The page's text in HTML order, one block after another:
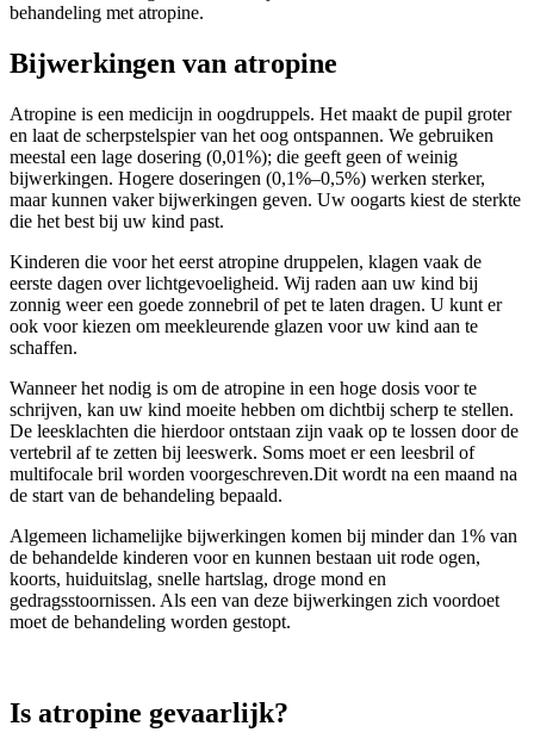
behandeling met atropine.
Bijwerkingen van atropine
Atropine is een medicijn in oogdruppels. Het maakt de pupil groter
en laat de scherpstelspier van het oog ontspannen. We gebruiken
meestal een lage dosering (0,01%); die geeft geen of weinig
bijwerkingen. Hogere doseringen (0,1%–0,5%) werken sterker,
maar kunnen vaker bijwerkingen geven. Uw oogarts kiest de sterkte
die het best bij uw kind past.
Kinderen die voor het eerst atropine druppelen, klagen vaak de
eerste dagen over lichtgevoeligheid. Wij raden aan uw kind bij
zonnig weer een goede zonnebril of pet te laten dragen. U kunt er
ook voor kiezen om meekleurende glazen voor uw kind aan te
schaffen.
Wanneer het nodig is om de atropine in een hoge dosis voor te
schrijven, kan uw kind moeite hebben om dichtbij scherp te stellen.
De leesklachten die hierdoor ontstaan zijn vaak op te lossen door de
vertebril af te zetten bij leeswerk. Soms moet er een leesbril of
multifocale bril worden voorgeschreven.Dit wordt na een maand na
de start van de behandeling bepaald.
Algemeen lichamelijke bijwerkingen komen bij minder dan 1% van
de behandelde kinderen voor en kunnen bestaan uit rode ogen,
koorts, huiduitslag, snelle hartslag, droge mond en
gedragsstoornissen. Als een van deze bijwerkingen zich voordoet
moet de behandeling worden gestopt.
Is atropine gevaarlijk?